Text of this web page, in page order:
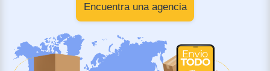
Encuentra una agencia